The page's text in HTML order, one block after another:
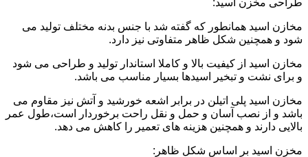
مخازن اسید همانطور که گفته شد با جنس بدنه مختلف تولید می
شود و همچنین شکل ظاهر متفاوتی نیز دارد.
مخازن اسید از کیفیت بالا و کاملا استاندار تولید و طراحی می شود
و برای نشت و تبخیر اسیدها بسیار مناسب می باشد.
مخازن اسید پلی اتیلن در برابر اشعه خورشید و آتش نیز مقاوم می
باشد و از نصب آسان و حمل و نقل راحت برخوردار است،طول عمر
بالایی دارند و همچنین هزینه های تعمیر را کاهش می دهد.
مخزن اسید بر اساس شکل ظاهر: